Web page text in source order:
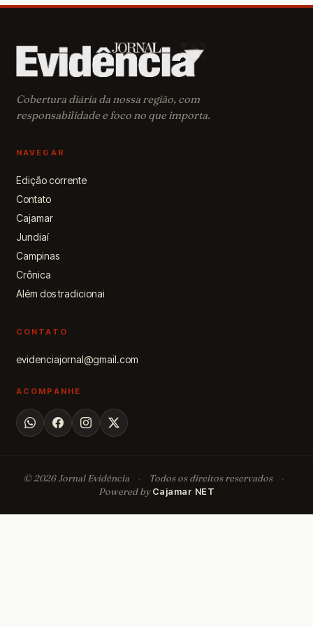
Cobertura diária da nossa região, com
responsabilidade e foco no que importa.
NAVEGAR
Edição corrente
Contato
Cajamar
Jundiaí
Campinas
Crônica
Além dos tradicionai
CONTATO
evidenciajornal@gmail.com
ACOMPANHE
© 2026 Jornal Evidência · Todos os direitos reservados
·
Powered byCajamar NET